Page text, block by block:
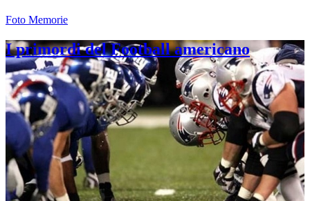
Foto Memorie
I primordi del Football americano